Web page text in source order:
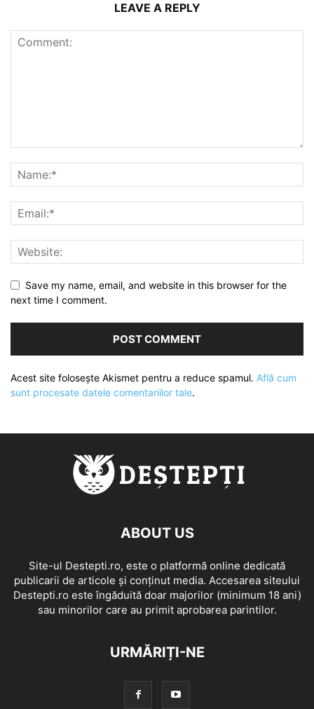
LEAVE A REPLY
Save my name, email, and website in this browser for the
next time I comment.
Acest site folosește Akismet pentru a reduce spamul. Află cum
sunt procesate datele comentariilor tale.
ABOUT US
Site-ul Destepti.ro, este o platformă online dedicată
publicarii de articole și conținut media. Accesarea siteului
Destepti.ro este îngăduită doar majorilor (minimum 18 ani)
sau minorilor care au primit aprobarea parintilor.
URMĂRIȚI-NE